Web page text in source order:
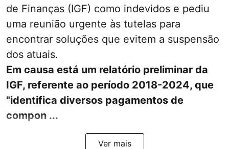
de Finanças (IGF) como indevidos e pediu
uma reunião urgente às tutelas para
encontrar soluções que evitem a suspensão
dos atuais.
Em causa está um relatório preliminar da
IGF, referente ao período 2018-2024, que
"identifica diversos pagamentos de
compon ...
Ver mais